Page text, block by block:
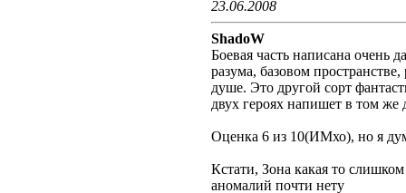
23.06.2008
ShadoW
Боевая часть написана очень
разума, базовом
душе. Это другой сорт
двух героях напишет в том же
Оценка 6 из 10(ИМхо), но я
Кстати, Зона какая то
аномалий почти нету